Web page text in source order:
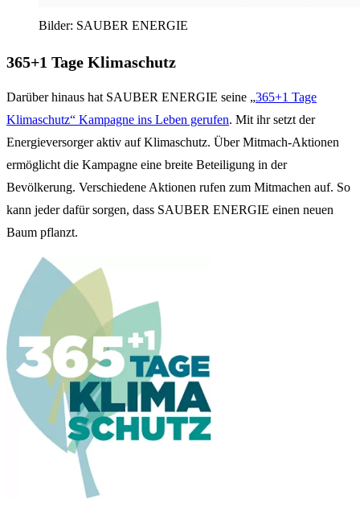
Bilder: SAUBER ENERGIE
365+1 Tage Klimaschutz
Darüber hinaus hat SAUBER ENERGIE seine „365+1 Tage
Klimaschutz“ Kampagne ins Leben gerufen. Mit ihr setzt der
Energieversorger aktiv auf Klimaschutz. Über Mitmach-Aktionen
ermöglicht die Kampagne eine breite Beteiligung in der
Bevölkerung. Verschiedene Aktionen rufen zum Mitmachen auf. So
kann jeder dafür sorgen, dass SAUBER ENERGIE einen neuen
Baum pflanzt.